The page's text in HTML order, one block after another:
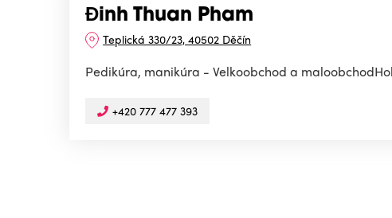
Đinh Thuan Pham
Teplická 330/23, 40502 Děčín
Pedikúra, manikúra - Velkoobchod a
+420 777 477 393